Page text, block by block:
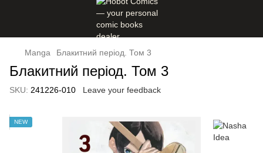
Manga Блакитний період. Том 3
Блакитний період. Том 3
SKU: 241226-010 Leave your feedback
NEW